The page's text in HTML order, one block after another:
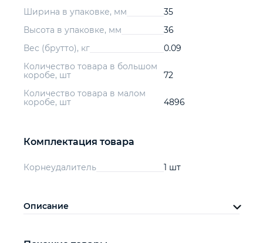
Ширина в упаковке, мм
35
Высота в упаковке, мм
36
Вес (брутто), кг
0.09
Количество товара в большом
коробе, шт
72
Количество товара в малом
коробе, шт
4896
Комплектация товара
Корнеудалитель 1 шт
Описание